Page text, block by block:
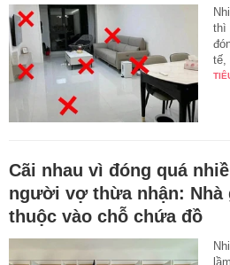
thì
tế,
Cãi nhau vì đóng quá
người vợ thừa nhận: Nhà
thuộc vào chỗ chứa đồ